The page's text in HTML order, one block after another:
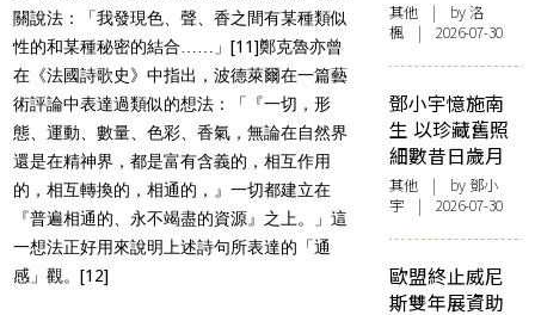
關說法：「我發現色、聲、香之間有某種類似
性的和某種秘密的結合……」[11]鄭克魯亦曾
在《法國詩歌史》中指出，波德萊爾在一篇藝
術評論中表達過類似的想法：「『一切，形
態、運動、數量、色彩、香氣，無論在自然界
還是在精神界，都是富有含義的，相互作用
的，相互轉換的，相通的，』一切都建立在
『普遍相通的、永不竭盡的資源』之上。」這
一想法正好用來說明上述詩句所表達的「通
感」觀。[12]
其他 | by洛
楓 | 2026-07-30
鄧小宇憶施南
生 以珍藏舊照
細數昔日歲月
其他 | by 鄧小
宇 | 2026-07-30
歐盟終止威尼
斯雙年展資助